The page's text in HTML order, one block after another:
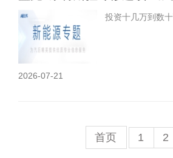
投资十几万到数
2026-07-21
首页 1 2